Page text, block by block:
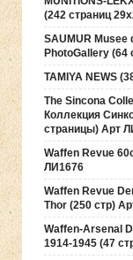
(242 страниц
SAUMUR
PhotoGallery (64
TAMIYA NEWS
The Sincona
Коллекция
страницы) Арт
Waffen Revue
ЛИ1676
Waffen Revue
Thor (250 стр)
Waffen-Arsenal
1914-1945 (47